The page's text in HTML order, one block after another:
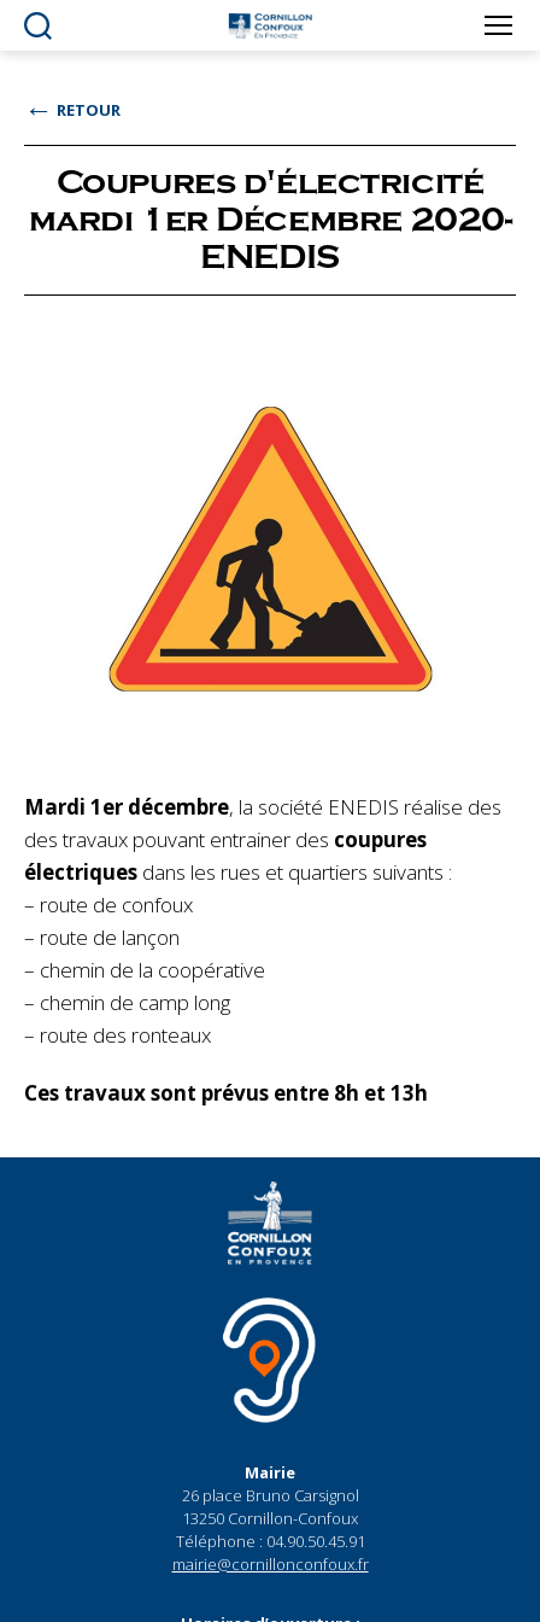
Ville
en
Provence
← RETOUR
Coupures d'électricité
mardi 1er Décembre 2020-
ENEDIS
Mardi 1er décembre, la société ENEDIS réalise des
des travaux pouvant entrainer des coupures
électriques dans les rues et quartiers suivants :
– route de confoux
– route de lançon
– chemin de la coopérative
– chemin de camp long
– route des ronteaux
Ces travaux sont prévus entre 8h et 13h
Mairie
26 place Bruno Carsignol
13250 Cornillon-Confoux
Téléphone : 04.90.50.45.91
mairie@cornillonconfoux.fr